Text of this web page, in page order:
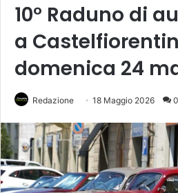
10° Raduno di
a
domenica 24
Redazione 18 Maggio 2026 0